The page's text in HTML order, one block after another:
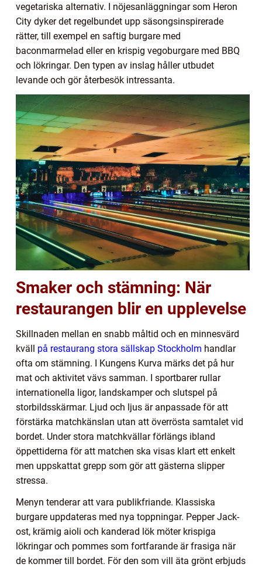
vegetariska alternativ. I nöjesanläggningar som Heron
City dyker det regelbundet upp säsongsinspirerade
rätter, till exempel en saftig burgare med
baconmarmelad eller en krispig vegoburgare med BBQ
och lökringar. Den typen av inslag håller utbudet
levande och gör återbesök intressanta.
Smaker och stämning: När
restaurangen blir en upplevelse
Skillnaden mellan en snabb måltid och en minnesvärd
kväll på restaurang stora sällskap Stockholm handlar
ofta om stämning. I Kungens Kurva märks det på hur
mat och aktivitet vävs samman. I sportbarer rullar
internationella ligor, landskamper och slutspel på
storbildsskärmar. Ljud och ljus är anpassade för att
förstärka matchkänslan utan att överrösta samtalet vid
bordet. Under stora matchkvällar förlängs ibland
öppettiderna för att matchen ska visas klart ett enkelt
men uppskattat grepp som gör att gästerna slipper
stressa.
Menyn tenderar att vara publikfriande. Klassiska
burgare uppdateras med nya toppningar. Pepper Jack-
ost, krämig aioli och kanderad lök möter krispiga
lökringar och pommes som fortfarande är frasiga när
de kommer till bordet. För den som vill äta grönt erbjuds